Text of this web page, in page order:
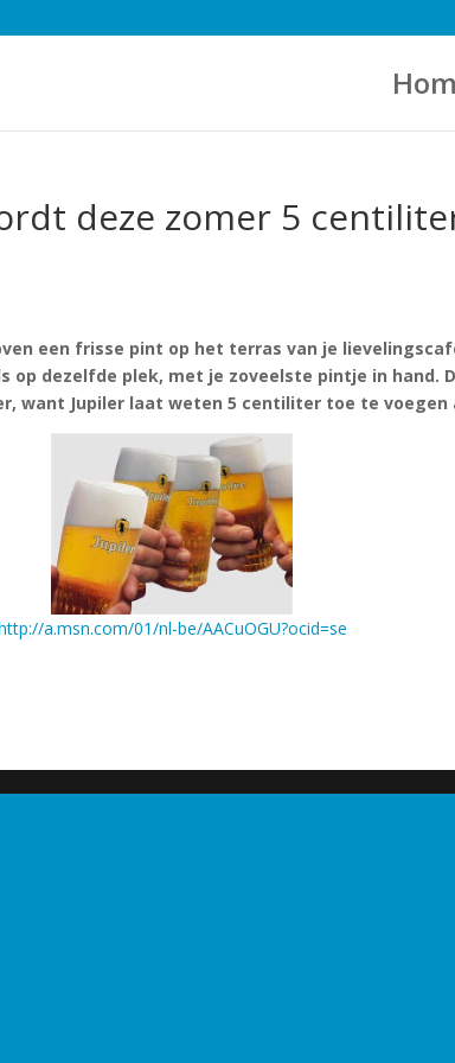
deze zomer 5
een frisse pint op het terras van je
op dezelfde plek, met je zoveelste pintje in hand.
want Jupiler laat weten 5 centiliter toe te voegen
a.msn.com/01/nl-be/AACuOGU?ocid=se